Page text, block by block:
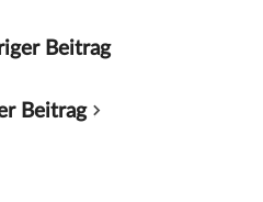
Beitrag
Beitrag